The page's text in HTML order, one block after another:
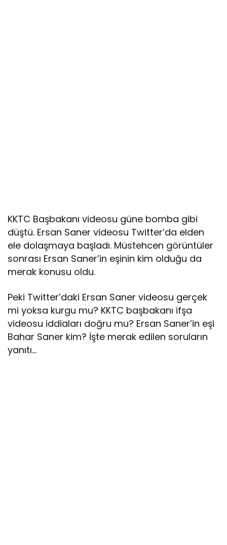
KKTC Başbakanı videosu güne bomba gibi
düştü. Ersan Saner videosu Twitter’da elden
ele dolaşmaya başladı. Müstehcen görüntüler
sonrası Ersan Saner’in eşinin kim olduğu da
merak konusu oldu.
Peki Twitter’daki Ersan Saner videosu gerçek
mi yoksa kurgu mu? KKTC başbakanı ifşa
videosu iddiaları doğru mu? Ersan Saner’in eşi
Bahar Saner kim? İşte merak edilen soruların
yanıtı…